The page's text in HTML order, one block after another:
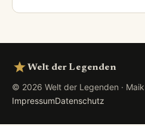
Welt der Legenden
© 2026 Welt der Legenden ·
ImpressumDatenschutz